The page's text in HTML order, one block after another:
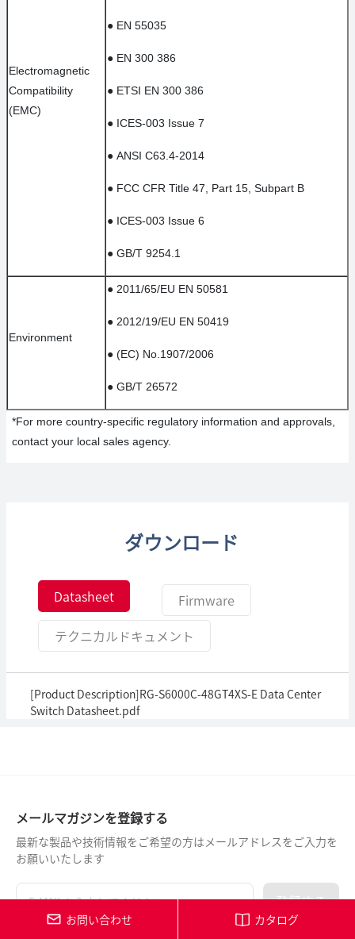
Electromagnetic
Compatibility
(EMC)
● EN 55035
● EN 300 386
● ETSI EN 300 386
● ICES-003 Issue 7
● ANSI C63.4-2014
● FCC CFR Title 47, Part 15, Subpart B
● ICES-003 Issue 6
● GB/T 9254.1
Environment
● 2011/65/EU EN 50581
● 2012/19/EU EN 50419
● (EC) No.1907/2006
● GB/T 26572
*For more country-specific regulatory information and approvals,
contact your local sales agency.
ダウンロード
Datasheet
Firmware
テクニカルドキュメント
[Product Description]RG-S6000C-48GT4XS-E Data Center
Switch Datasheet.pdf
メールマガジンを登録する
最新な製品や技術情報をご希望の方はメールアドレスをご入力を
お願いいたします
登録する
お問い合わせ カタログ